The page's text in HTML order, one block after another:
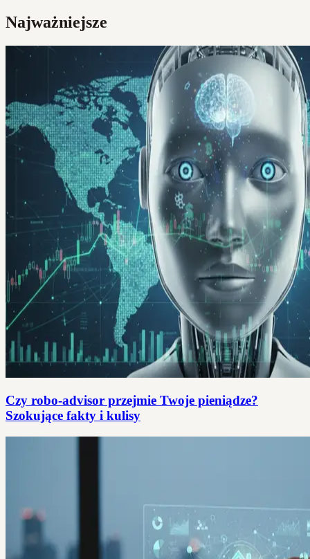
Najważniejsze
Czy robo-advisor przejmie Twoje pieniądze?
Szokujące fakty i kulisy